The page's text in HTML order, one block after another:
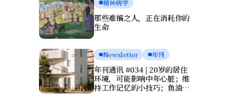
精神病学
那些难搞之人，正在消耗你的
生命
Newsletter 年刊
年刊通讯 #034 | 20岁的居住
环境，可能影响中年心脏；维
持工作记忆的小技巧；鱼油竟